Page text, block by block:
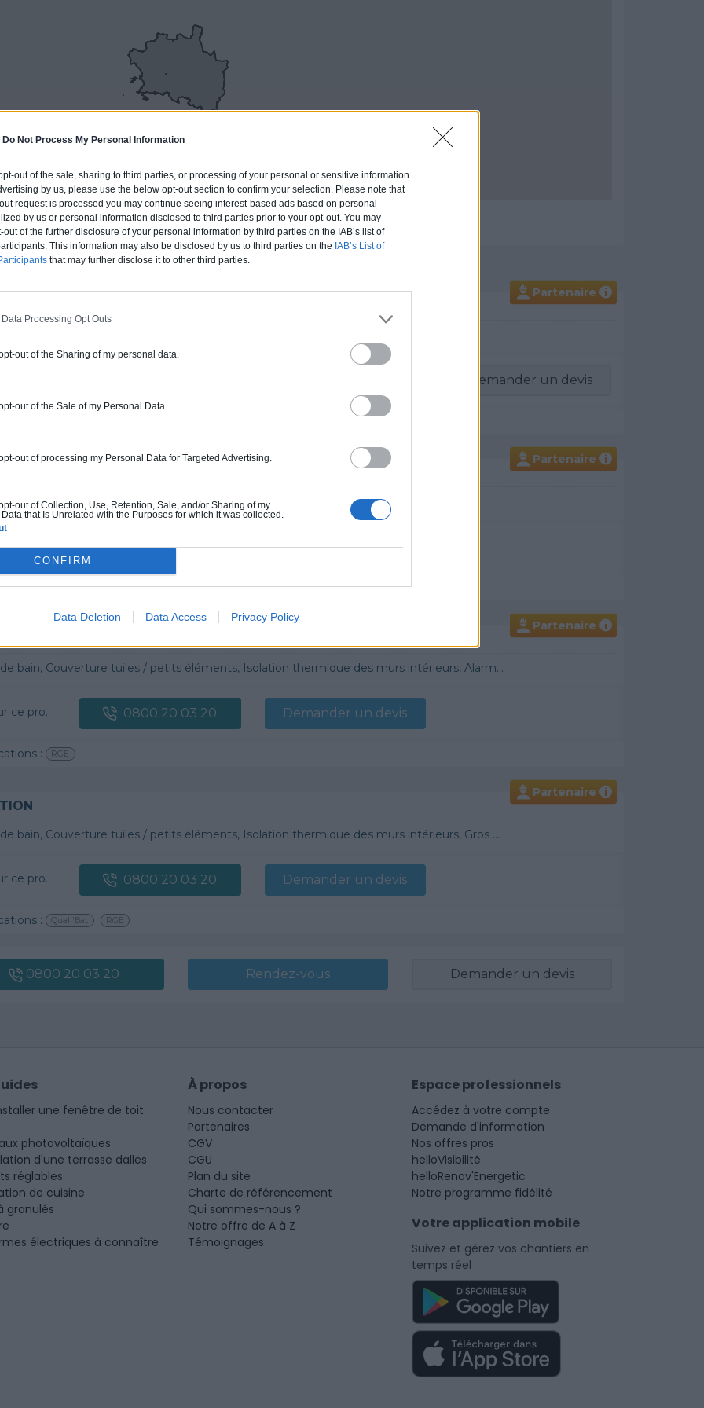
Do Not Process My Personal Information
out of the sale, sharing to third parties, or processing of your personal or sensitive information
by us, please use the below opt-out section to confirm your selection. Please note that
request is processed you may continue seeing interest-based ads based on personal
by us or personal information disclosed to third parties prior to your opt-out. You may
of the further disclosure of your personal information by third parties on the IAB’s list of
This information may also be disclosed by us to third parties on the IAB’s List of
that may further disclose it to other third parties.
Processing Opt Outs
out of the Sharing of my personal data.
out of the Sale of my Personal Data.
out of processing my Personal Data for Targeted Advertising.
out of Collection, Use, Retention, Sale, and/or Sharing of my
that Is Unrelated with the Purposes for which it was collected.
CONFIRM
Data Deletion Data Access Privacy Policy
LA-BEDOULE
Partenaire i
ce pro. Demander un devis
: Non communiqué
Partenaire i
Borne de recharge
ce pro. 0800 20 03 20 Demander un devis
: RGE
Partenaire i
Couverture tuiles / petits éléments, Isolation thermique des murs intérieurs, Alarme, Isolation des combles aménageables, Traitement de l'eau, Décrassage / Démoussage de toiture, Cheminée, Terrassement, Plancher chauffant
ce pro. 0800 20 03 20 Demander un devis
: RGE
Partenaire i
Couverture tuiles / petits éléments, Isolation thermique des murs intérieurs, Gros œuvre, Plâtre traditionnel, Chauffage Fioul, Bétons cirés
ce pro. 0800 20 03 20 Demander un devis
: Quali'Bat RGE
0800 20 03 20 Rendez-vous Demander un devis
une fenêtre de toit
photovoltaïques
d'une terrasse dalles
réglables
de cuisine
granulés
électriques à connaître
À propos
Nous contacter
Partenaires
CGV
CGU
Plan du site
Charte de référencement
Qui sommes-nous ?
Notre offre de A à Z
Témoignages
Espace professionnels
Accédez à votre compte
Demande d'information
Nos offres pros
helloVisibilité
helloRenov'Energetic
Notre programme fidélité
Votre application mobile
Suivez et gérez vos chantiers en
temps réel